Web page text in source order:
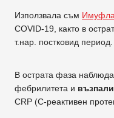
Използвала съм
COVID-19, както в
т.нар. постковид период.
В острата фаза
фебрилитета и
CRP (C-реактивен